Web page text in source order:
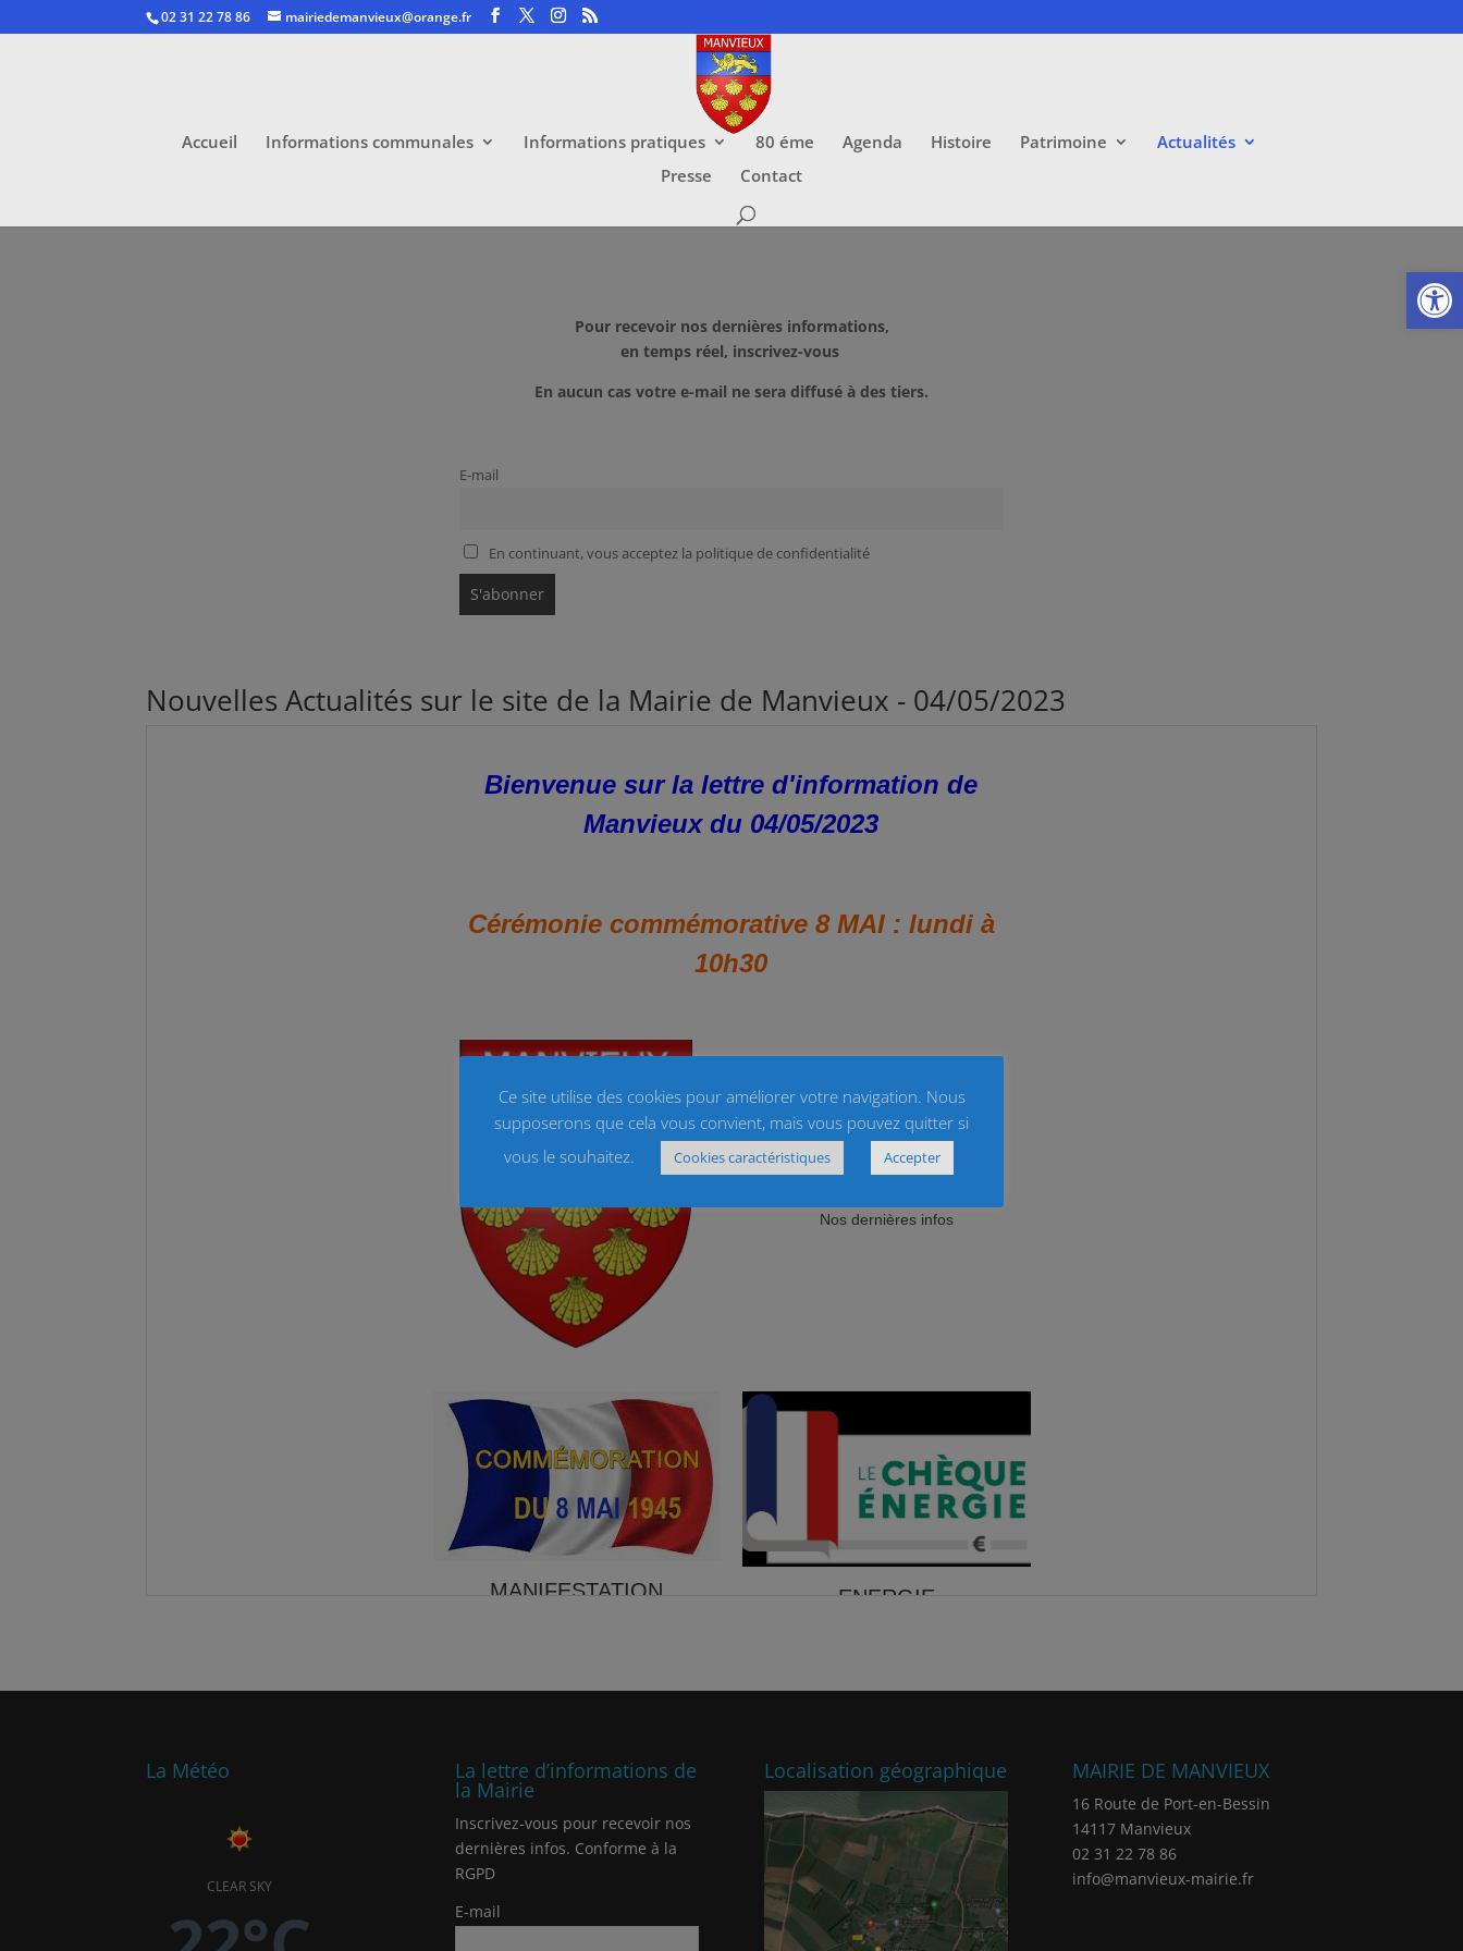
Ouvrir
02 31 22 78 86 mairiedemanvieux@orange.fr
Accueil Informations communales Informations pratiques 80 éme Agenda Histoire Patrimoine
Actualités
Presse
Contact
Pour recevoir nos dernières informations,
en temps réel, inscrivez-vous
En aucun cas votre e-mail ne sera diffusé à des tiers.
E-mail
En continuant, vous acceptez la politique de confidentialité
Nouvelles Actualités sur le site de la Mairie de Manvieux - 04/05/2023
La Météo
CLEAR SKY
La lettre d’informations de
la Mairie
Inscrivez-vous pour recevoir nos
dernières infos. Conforme à la
RGPD
E-mail
Localisation géographique MAIRIE DE MANVIEUX
16 Route de Port-en-Bessin
14117 Manvieux
02 31 22 78 86
info@manvieux-mairie.fr
Ce site utilise des cookies pour améliorer votre navigation. Nous
supposerons que cela vous convient, mais vous pouvez quitter si
vous le souhaitez.
Cookies caractéristiques Accepter